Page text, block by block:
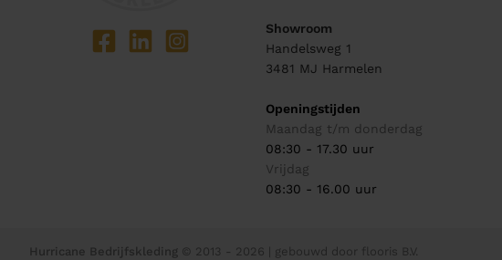
Showroom
Handelsweg 1
3481 MJ Harmelen
Openingstijden
Maandag t/m donderdag
08:30 - 17.30 uur
Vrijdag
08:30 - 16.00 uur
Hurricane Bedrijfskleding © 2013 - 2026 | gebouwd door flooris B.V.